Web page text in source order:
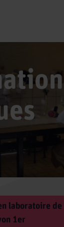
laboratoire
1er